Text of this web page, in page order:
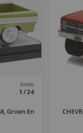
SCHAAL
1/24
Groen En